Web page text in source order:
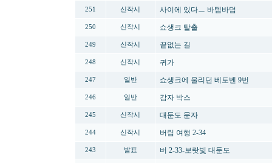
251 신작시 사이에 있다ㅡ 바템바덤
250 신작시 쇼생크 탈출
249 신작시 끝없는 길
248 신작시 귀가
247 일반 쇼생크에 울리던 베토벤 9번
246 일반 감자 박스
245 신작시 대둔도 문자
244 신작시 버림 여행 2-34
243 발표 버 2-33-보랏빛 대둔도